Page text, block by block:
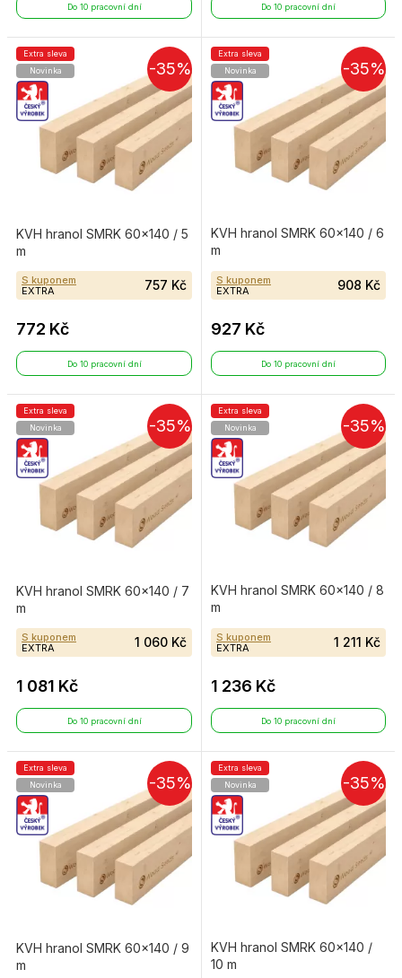
Do 10 pracovní dní Do 10 pracovní dní
-35%
Extra sleva
Novinka
KVH hranol SMRK 60×140 / 5
m
S kuponem
EXTRA
757 Kč
772 Kč
Do 10 pracovní dní
-35%
Extra sleva
Novinka
KVH hranol SMRK 60×140 / 6
m
S kuponem
EXTRA
908 Kč
927 Kč
Do 10 pracovní dní
-35%
Extra sleva
Novinka
KVH hranol SMRK 60×140 / 7
m
S kuponem
EXTRA
1 060 Kč
1 081 Kč
Do 10 pracovní dní
-35%
Extra sleva
Novinka
KVH hranol SMRK 60×140 / 8
m
S kuponem
EXTRA
1 211 Kč
1 236 Kč
Do 10 pracovní dní
-35%
Extra sleva
Novinka
KVH hranol SMRK 60×140 / 9
m
-35%
Extra sleva
Novinka
KVH hranol SMRK 60×140 /
10 m